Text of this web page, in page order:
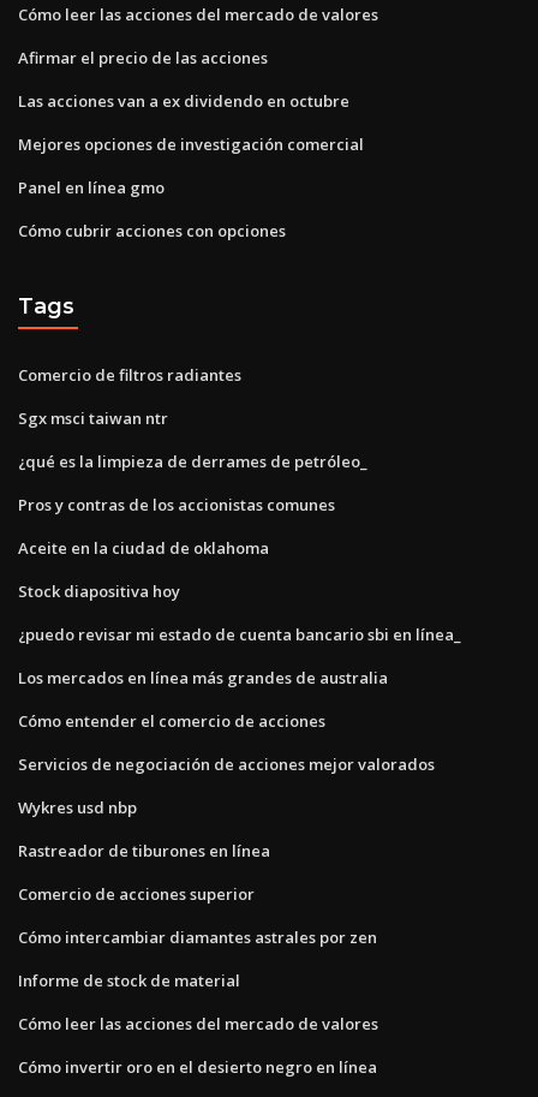
Cómo leer las acciones del mercado de valores
Afirmar el precio de las acciones
Las acciones van a ex dividendo en octubre
Mejores opciones de investigación comercial
Panel en línea gmo
Cómo cubrir acciones con opciones
Tags
Comercio de filtros radiantes
Sgx msci taiwan ntr
¿qué es la limpieza de derrames de petróleo_
Pros y contras de los accionistas comunes
Aceite en la ciudad de oklahoma
Stock diapositiva hoy
¿puedo revisar mi estado de cuenta bancario sbi en línea_
Los mercados en línea más grandes de australia
Cómo entender el comercio de acciones
Servicios de negociación de acciones mejor valorados
Wykres usd nbp
Rastreador de tiburones en línea
Comercio de acciones superior
Cómo intercambiar diamantes astrales por zen
Informe de stock de material
Cómo leer las acciones del mercado de valores
Cómo invertir oro en el desierto negro en línea